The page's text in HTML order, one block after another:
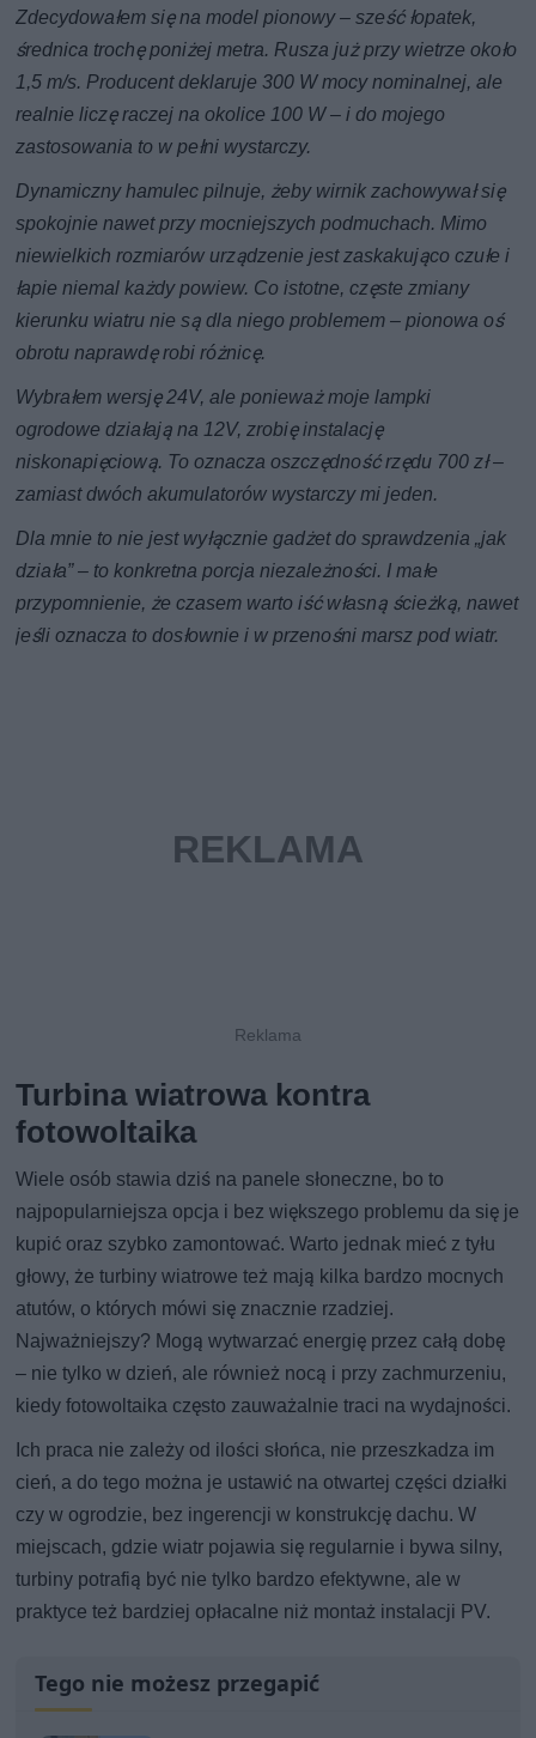
Zdecydowałem się na model pionowy – sześć łopatek,
średnica trochę poniżej metra. Rusza już przy wietrze około
1,5 m/s. Producent deklaruje 300 W mocy nominalnej, ale
realnie liczę raczej na okolice 100 W – i do mojego
zastosowania to w pełni wystarczy.
Dynamiczny hamulec pilnuje, żeby wirnik zachowywał się
spokojnie nawet przy mocniejszych podmuchach. Mimo
niewielkich rozmiarów urządzenie jest zaskakująco czułe i
łapie niemal każdy powiew. Co istotne, częste zmiany
kierunku wiatru nie są dla niego problemem – pionowa oś
obrotu naprawdę robi różnicę.
Wybrałem wersję 24V, ale ponieważ moje lampki
ogrodowe działają na 12V, zrobię instalację
niskonapięciową. To oznacza oszczędność rzędu 700 zł –
zamiast dwóch akumulatorów wystarczy mi jeden.
Dla mnie to nie jest wyłącznie gadżet do sprawdzenia „jak
działa” – to konkretna porcja niezależności. I małe
przypomnienie, że czasem warto iść własną ścieżką, nawet
jeśli oznacza to dosłownie i w przenośni marsz pod wiatr.
Turbina wiatrowa kontra
fotowoltaika
Wiele osób stawia dziś na panele słoneczne, bo to
najpopularniejsza opcja i bez większego problemu da się je
kupić oraz szybko zamontować. Warto jednak mieć z tyłu
głowy, że turbiny wiatrowe też mają kilka bardzo mocnych
atutów, o których mówi się znacznie rzadziej.
Najważniejszy? Mogą wytwarzać energię przez całą dobę
– nie tylko w dzień, ale również nocą i przy zachmurzeniu,
kiedy fotowoltaika często zauważalnie traci na wydajności.
Ich praca nie zależy od ilości słońca, nie przeszkadza im
cień, a do tego można je ustawić na otwartej części działki
czy w ogrodzie, bez ingerencji w konstrukcję dachu. W
miejscach, gdzie wiatr pojawia się regularnie i bywa silny,
turbiny potrafią być nie tylko bardzo efektywne, ale w
praktyce też bardziej opłacalne niż montaż instalacji PV.
Tego nie możesz przegapić